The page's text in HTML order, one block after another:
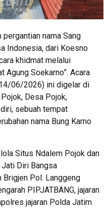
pergantian nama Sang
Indonesia, dari Koesno
khidmat melalui
Agung Soekarno”. Acara
06/2026) ini digelar di
Desa Pojok,
sebuah tempat
nama Bung Karno
Situs Ndalem Pojok dan
Diri Bangsa
Brigjen Pol. Langgeng
PIPJATBANG, jajaran
jajaran Polda Jatim